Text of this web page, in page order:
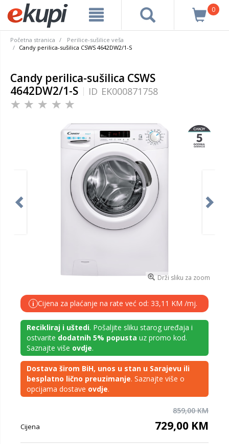
0
Početna stranica
Perilice-sušilice veša
Candy perilica-sušilica CSWS 4642DW2/1-S
Candy perilica-sušilica CSWS
4642DW2/1-S
ID EK000871758
Drži sliku za zoom
i Cijena za plaćanje na rate već od: 33,11 KM /mj.
Recikliraj i uštedi. Pošaljite sliku starog uređaja i
ostvarite dodatnih 5% popusta uz promo kod.
Saznajte više ovdje.
Dostava širom BiH, unos u stan u Sarajevu ili
besplatno lično preuzimanje. Saznajte više o
opcijama dostave ovdje.
859,00 KM
Cijena 729,00 KM